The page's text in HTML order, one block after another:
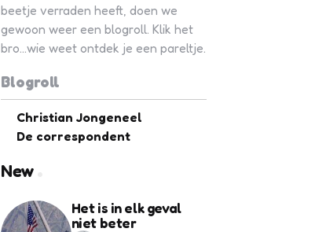
beetje verraden heeft, doen we
gewoon weer een blogroll. Klik het
bro...wie weet ontdek je een pareltje.
Blogroll
Christian Jongeneel
De correspondent
New
Het is in elk geval
niet beter